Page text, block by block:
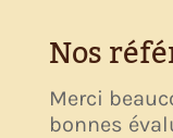
Nos
Merci
bonnes